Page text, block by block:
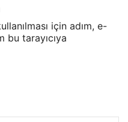
için adım, e-
bu tarayıcıya